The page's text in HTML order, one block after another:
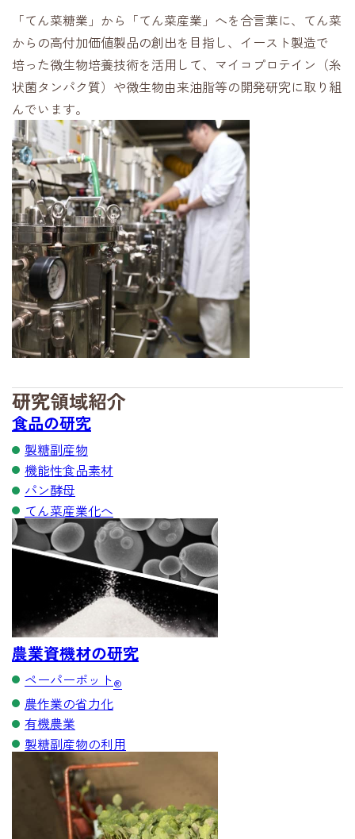
「てん菜糖業」から「てん菜産業」へを合言葉に、てん菜
からの高付加価値製品の創出を目指し、イースト製造で
培った微生物培養技術を活用して、マイコプロテイン（糸
状菌タンパク質）や微生物由来油脂等の開発研究に取り組
んでいます。
研究領域紹介
食品の研究
製糖副産物
機能性食品素材
パン酵母
てん菜産業化へ
農業資機材の研究
ペーパーポット®
農作業の省力化
有機農業
製糖副産物の利用